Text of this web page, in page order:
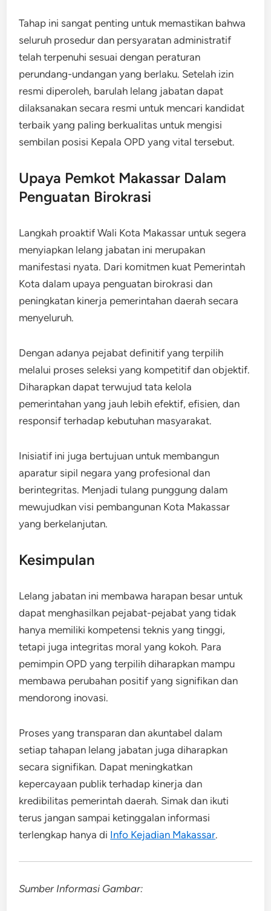
Tahap ini sangat penting untuk memastikan bahwa
seluruh prosedur dan persyaratan administratif
telah terpenuhi sesuai dengan peraturan
perundang-undangan yang berlaku. Setelah izin
resmi diperoleh, barulah lelang jabatan dapat
dilaksanakan secara resmi untuk mencari kandidat
terbaik yang paling berkualitas untuk mengisi
sembilan posisi Kepala OPD yang vital tersebut.
Upaya Pemkot Makassar Dalam
Penguatan Birokrasi
Langkah proaktif Wali Kota Makassar untuk segera
menyiapkan lelang jabatan ini merupakan
manifestasi nyata. Dari komitmen kuat Pemerintah
Kota dalam upaya penguatan birokrasi dan
peningkatan kinerja pemerintahan daerah secara
menyeluruh.
Dengan adanya pejabat definitif yang terpilih
melalui proses seleksi yang kompetitif dan objektif.
Diharapkan dapat terwujud tata kelola
pemerintahan yang jauh lebih efektif, efisien, dan
responsif terhadap kebutuhan masyarakat.
Inisiatif ini juga bertujuan untuk membangun
aparatur sipil negara yang profesional dan
berintegritas. Menjadi tulang punggung dalam
mewujudkan visi pembangunan Kota Makassar
yang berkelanjutan.
Kesimpulan
Lelang jabatan ini membawa harapan besar untuk
dapat menghasilkan pejabat-pejabat yang tidak
hanya memiliki kompetensi teknis yang tinggi,
tetapi juga integritas moral yang kokoh. Para
pemimpin OPD yang terpilih diharapkan mampu
membawa perubahan positif yang signifikan dan
mendorong inovasi.
Proses yang transparan dan akuntabel dalam
setiap tahapan lelang jabatan juga diharapkan
secara signifikan. Dapat meningkatkan
kepercayaan publik terhadap kinerja dan
kredibilitas pemerintah daerah. Simak dan ikuti
terus jangan sampai ketinggalan informasi
terlengkap hanya di Info Kejadian Makassar.
Sumber Informasi Gambar: